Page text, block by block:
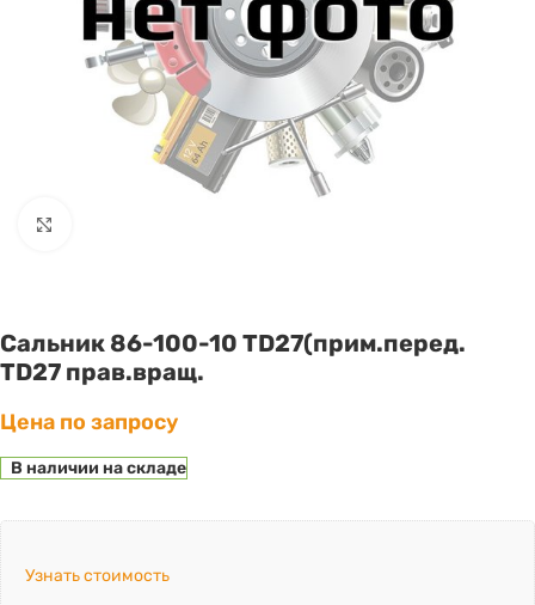
Сальник 86-100-10 TD27(прим.перед.
TD27 прав.вращ.
Цена по запросу
В наличии на складе
Узнать стоимость